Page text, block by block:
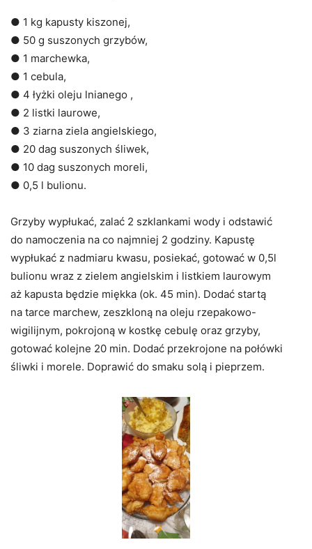
● 1 kg kapusty kiszonej,
● 50 g suszonych grzybów,
● 1 marchewka,
● 1 cebula,
● 4 łyżki oleju lnianego ,
● 2 listki laurowe,
● 3 ziarna ziela angielskiego,
● 20 dag suszonych śliwek,
● 10 dag suszonych moreli,
● 0,5 l bulionu.
Grzyby wypłukać, zalać 2 szklankami wody i odstawić
do namoczenia na co najmniej 2 godziny. Kapustę
wypłukać z nadmiaru kwasu, posiekać, gotować w 0,5l
bulionu wraz z zielem angielskim i listkiem laurowym
aż kapusta będzie miękka (ok. 45 min). Dodać startą
na tarce marchew, zeszkloną na oleju rzepakowo-
wigilijnym, pokrojoną w kostkę cebulę oraz grzyby,
gotować kolejne 20 min. Dodać przekrojone na połówki
śliwki i morele. Doprawić do smaku solą i pieprzem.